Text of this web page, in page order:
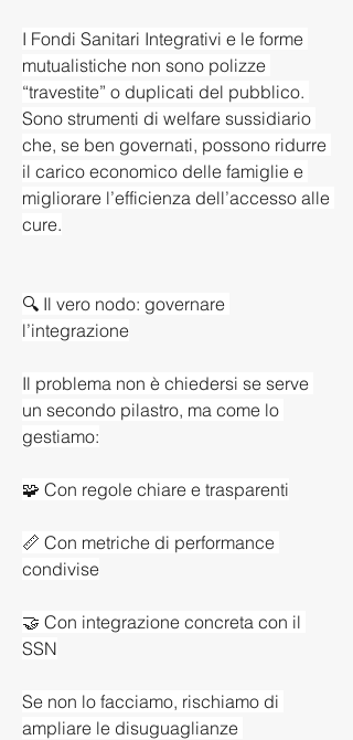
I Fondi Sanitari Integrativi e le forme
mutualistiche non sono polizze
“travestite” o duplicati del pubblico.
Sono strumenti di welfare sussidiario
che, se ben governati, possono ridurre
il carico economico delle famiglie e
migliorare l’efficienza dell’accesso alle
cure.
🔍 Il vero nodo: governare
l’integrazione
Il problema non è chiedersi se serve
un secondo pilastro, ma come lo
gestiamo:
🧩 Con regole chiare e trasparenti
📏 Con metriche di performance
condivise
🤝 Con integrazione concreta con il
SSN
Se non lo facciamo, rischiamo di
ampliare le disuguaglianze